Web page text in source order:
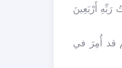
رَبِّهِ أَرْبَعِينَ
قد أُمِرَ في